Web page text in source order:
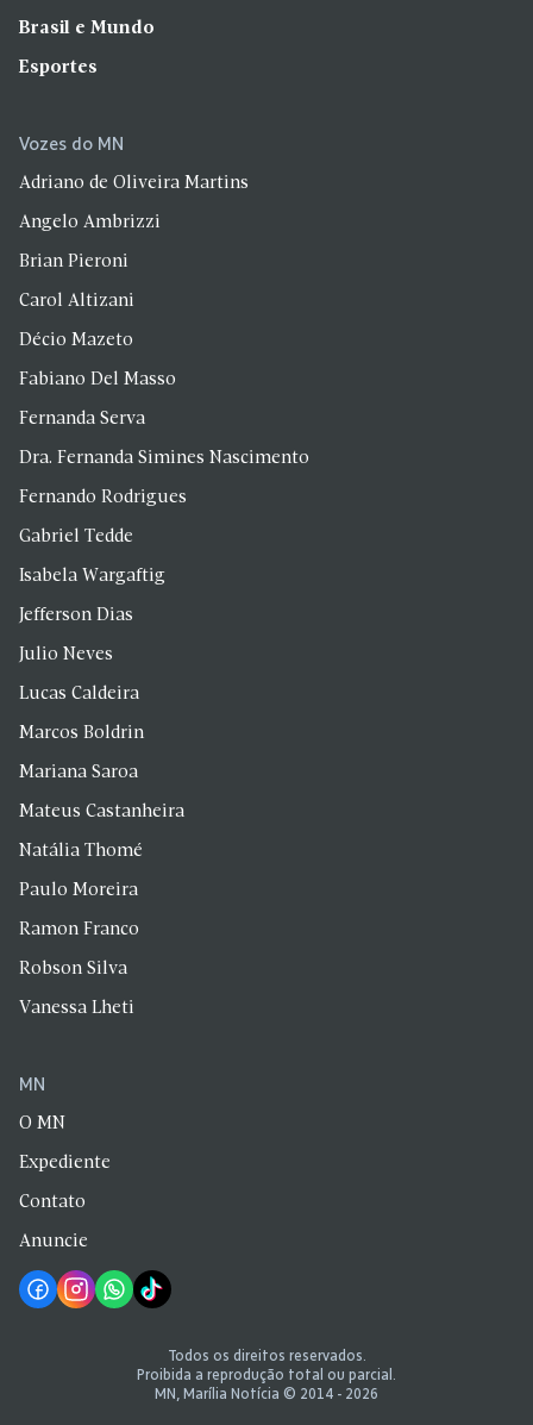
Brasil e Mundo
Esportes
Vozes do MN
Adriano de Oliveira Martins
Angelo Ambrizzi
Brian Pieroni
Carol Altizani
Décio Mazeto
Fabiano Del Masso
Fernanda Serva
Dra. Fernanda Simines Nascimento
Fernando Rodrigues
Gabriel Tedde
Isabela Wargaftig
Jefferson Dias
Julio Neves
Lucas Caldeira
Marcos Boldrin
Mariana Saroa
Mateus Castanheira
Natália Thomé
Paulo Moreira
Ramon Franco
Robson Silva
Vanessa Lheti
MN
O MN
Expediente
Contato
Anuncie
Todos os direitos reservados.
Proibida a reprodução total ou parcial.
MN, Marília Notícia © 2014 - 2026